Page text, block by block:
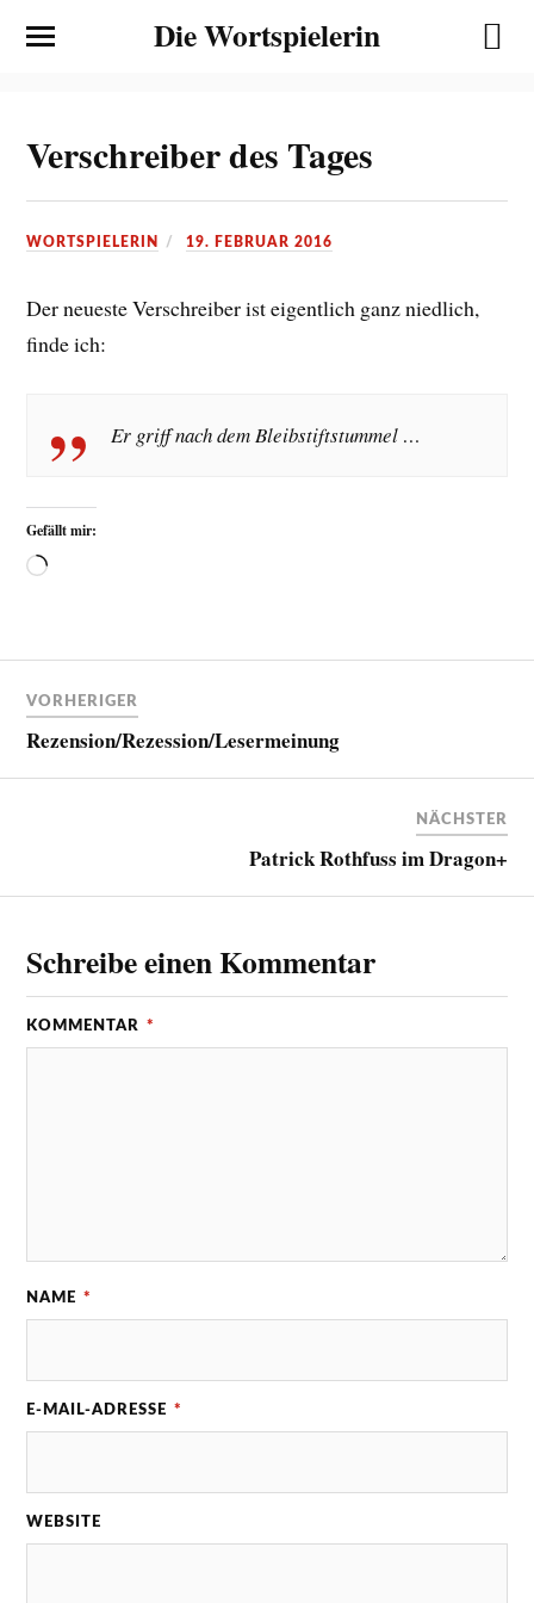
Die Wortspielerin
Verschreiber des Tages
WORTSPIELERIN 19. FEBRUAR 2016
Der neueste Verschreiber ist eigentlich ganz niedlich,
finde ich:
Er griff nach dem Bleibstiftstummel …
Gefällt mir:
VORHERIGER
Rezension/Rezession/Lesermeinung
NÄCHSTER
Patrick Rothfuss im Dragon+
Schreibe einen Kommentar
KOMMENTAR *
NAME *
E-MAIL-ADRESSE *
WEBSITE